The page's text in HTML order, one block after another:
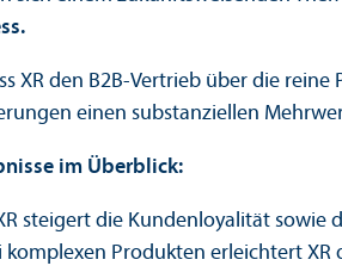
XR den B2B-Vertrieb über die
einen substanziellen
im Über­blick:
steigert die Kunden­loyalität sowie
komplexen Produkten erleichtert